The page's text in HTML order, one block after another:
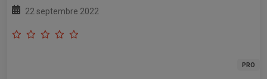
22 septembre 2022
PRO